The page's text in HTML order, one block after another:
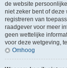
de website
niet zeker bent of
registreren van
raadgever voor meer
geen wettelijke
voor deze wetgeving,
Omhoog